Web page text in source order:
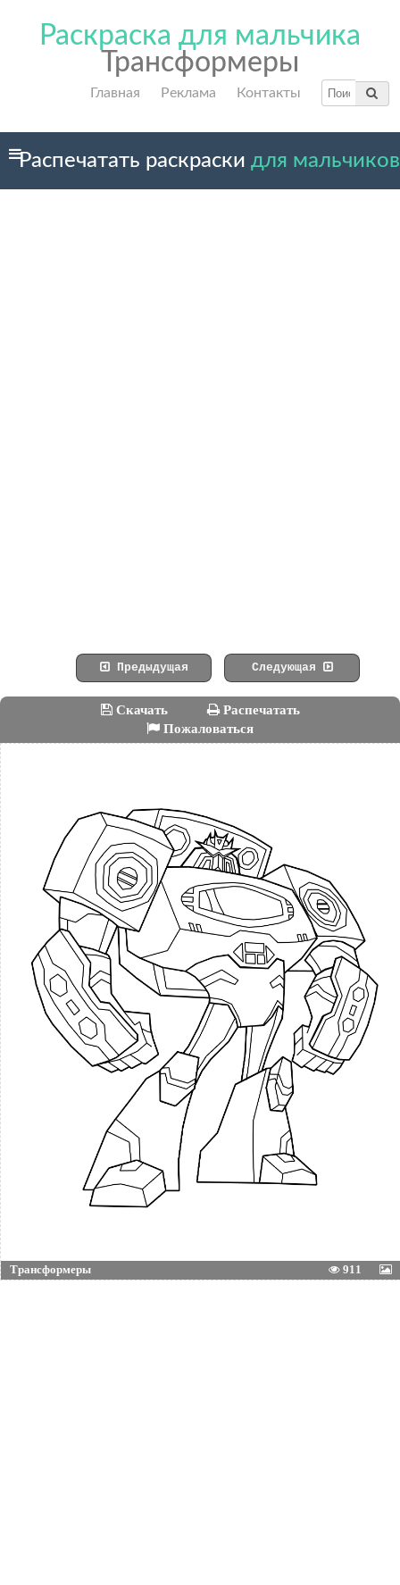
Раскраска для мальчика
Трансформеры
Главная Реклама Контакты
Распечатать раскраски для мальчиков
Предыдущая Следующая
Скачать
Распечатать
Пожаловаться
Трансформеры 911